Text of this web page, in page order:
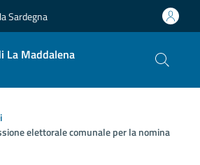
Sardegna
La Maddalena
elettorale comunale per la nomina